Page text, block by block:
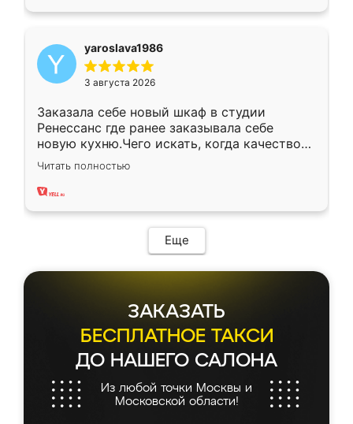
yaroslava1986
3 августа 2026
Заказала себе новый шкаф в студии
Ренессанс где ранее заказывала себе
новую кухню.Чего искать, когда качеством
вполне довольна. Служит кухня уже почти
два года, нареканий нет.
Читать полностью
Еще
ЗАКАЗАТЬ
БЕСПЛАТНОЕ ТАКСИ
ДО НАШЕГО САЛОНА
Из любой точки Москвы и
Московской области!